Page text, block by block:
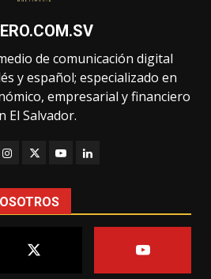
de comunicación digital
y español; especializado en
empresarial y financiero
El Salvador.